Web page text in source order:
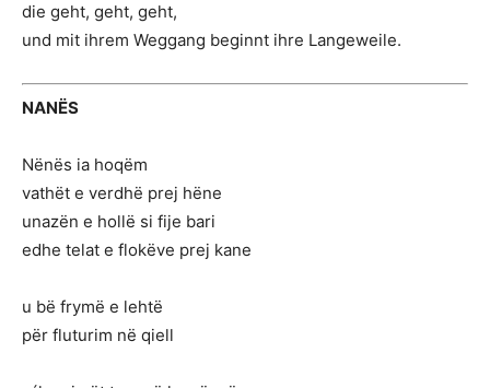
die geht, geht, geht,
und mit ihrem Weggang beginnt ihre Langeweile.
NANËS
Nënës ia hoqëm
vathët e verdhë prej hëne
unazën e hollë si fije bari
edhe telat e flokëve prej kane
u bë frymë e lehtë
për fluturim në qiell